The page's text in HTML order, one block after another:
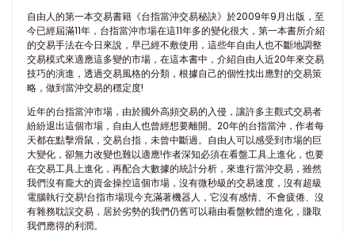
自由人的第一本交易書籍《台指當沖交易秘訣》於2009年9月出版，至
今已經屆滿11年，台指當沖市場在這11年多的變化很大，第一本書所介紹
的交易手法在今日來說，早已經不敷使用，這些年自由人也不斷地調整
交易模式來適應這多變的市場，在這本書中，介紹自由人近20年來交易
技巧的演進，透過交易風格的分類，根據自己的個性找出應對的交易策
略，做到當沖交易的穩定度!
近年的台指當沖市場，由於國外高頻交易的入侵，讓許多主觀式交易者
紛紛退出這個市場，自由人也曾經想要離開。20年的台指當沖，作者每
天都在點擊滑鼠，交易台指，未曾中斷過。自由人可以感受到市場的巨
大變化，卻無力改變也難以適應!作者深知必須在看盤工具上進化，也要
在交易工具上進化，再配合大數據的統計分析，來進行當沖交易，雖然
我們沒有龐大的資金操控這個市場，沒有微秒級的交易速度，沒有超級
電腦執行交易!台指市場現今充滿著機器人，它沒有感情、不會疲倦、沒
有雜務耽誤交易，居於劣勢的我們仍舊可以藉由看盤軟體的進化，賺取
我們應得的利潤。